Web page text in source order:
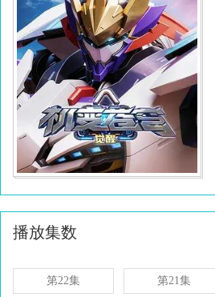
播放集数
第22集 第21集